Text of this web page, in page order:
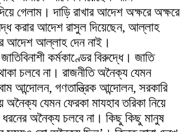
গেলাম। দাড়ি রাখার আদেশ অক্ষরে অক্ষরে
করার আদেশ রাসুল দিয়েছেন, আল্লাহ
আদেশ আল্লাহ দেন নাই।
কর্মকাণ্ডের বিরুদ্ধে। জাতি
চলবে না। রাজনীতি অনৈক্য যেমন
আন্দোলন, গণতান্ত্রিক আন্দোলন, সরকারি
অনৈক্য যেমন ফেরকা মাযহাব তরিকা নিয়ে
ধরনের অনৈক্য চলবে না। কিছু কিছু মানুষ